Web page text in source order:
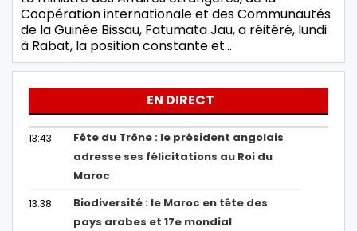
Coopération internationale et des Communautés
de la Guinée Bissau, Fatumata Jau, a réitéré, lundi
à Rabat, la position constante et…
EN DIRECT
13:43
Fête du Trône : le président angolais
adresse ses félicitations au Roi du
Maroc
13:38
Biodiversité : le Maroc en tête des
pays arabes et 17e mondial